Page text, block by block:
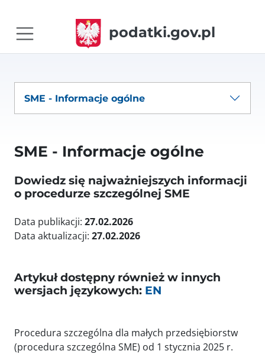
podatki.gov.pl
SME - Informacje ogólne
SME - Informacje ogólne
Dowiedz się najważniejszych informacji
o procedurze szczególnej SME
Data publikacji: 27.02.2026
Data aktualizacji: 27.02.2026
Artykuł dostępny również w innych
wersjach językowych: EN
Procedura szczególna dla małych przedsiębiorstw
(procedura szczególna SME) od 1 stycznia 2025 r.